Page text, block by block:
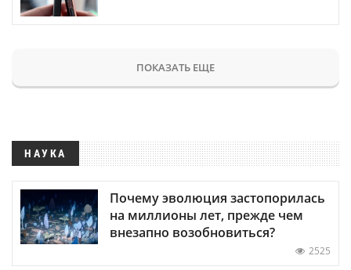
ПОКАЗАТЬ ЕЩЕ
НАУКА
Почему эволюция застопорилась
на миллионы лет, прежде чем
внезапно возобновиться?
2525